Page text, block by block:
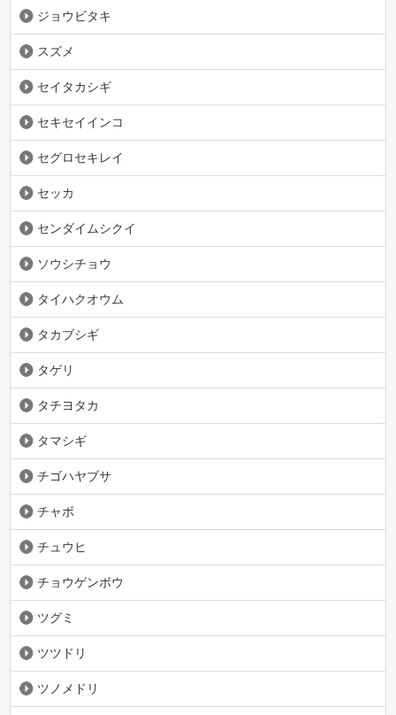
ジョウビタキ
スズメ
セイタカシギ
セキセイインコ
セグロセキレイ
セッカ
センダイムシクイ
ソウシチョウ
タイハクオウム
タカブシギ
タゲリ
タチヨタカ
タマシギ
チゴハヤブサ
チャボ
チュウヒ
チョウゲンボウ
ツグミ
ツツドリ
ツノメドリ